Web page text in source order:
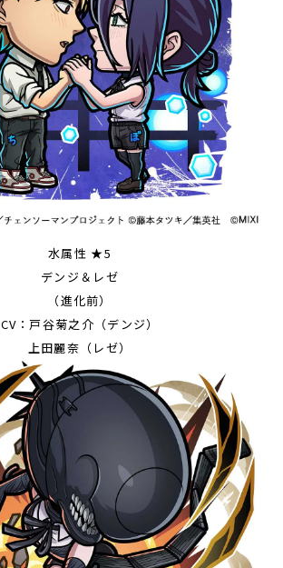
水属性 ★5
デンジ＆レゼ
（進化前）
CV：戸谷菊之介（デンジ）
上田麗奈（レゼ）